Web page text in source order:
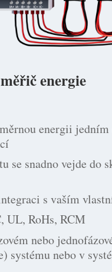
energie
energii jedním
se snadno vejde do
s vaším
UL, RoHs, RCM
nebo
systému nebo v